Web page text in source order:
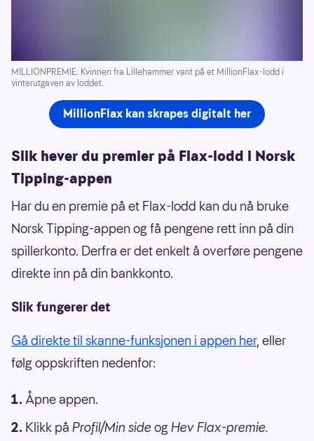
MILLIONPREMIE: Kvinnen fra Lillehammer vant på et MillionFlax-lodd i
vinterutgaven av loddet.
MillionFlax kan skrapes digitalt her
Slik hever du premier på Flax-lodd i Norsk
Tipping-appen
Har du en premie på et Flax-lodd kan du nå bruke
Norsk Tipping-appen og få pengene rett inn på din
spillerkonto. Derfra er det enkelt å overføre pengene
direkte inn på din bankkonto.
Slik fungerer det
Gå direkte til skanne-funksjonen i appen her, eller
følg oppskriften nedenfor:
Åpne appen.
Klikk på Profil/Min side ogHev Flax-premie.